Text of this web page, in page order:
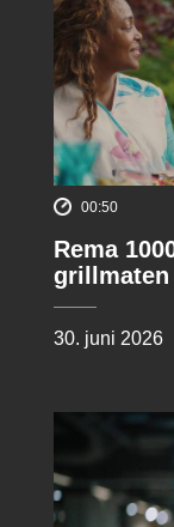
00:50
Rema
grillmaten
30. juni 2026